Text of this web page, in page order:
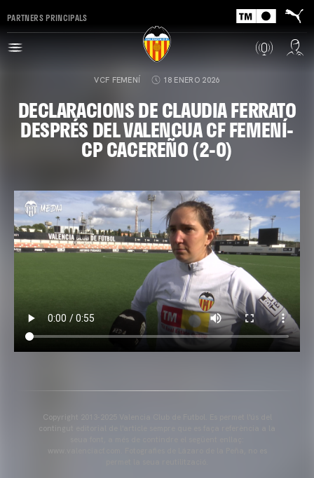
PARTNERS PRINCIPALS
VCF FEMENÍ 18 ENERO 2026
DECLARACIONS DE CLAUDIA FERRATO
DESPRÉS DEL VALENCUA CF FEMENÍ-
CP CACEREÑO (2-0)
Copyright 2013-2025 Valencia Club de Futbol. Es permet l'ús del
contingut editorial de l'article sempre que es faça referència a la